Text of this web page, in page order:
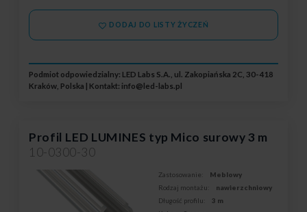
DODAJ DO LISTY ŻYCZEŃ
Podmiot odpowiedzialny: LED Labs S.A., ul. Zakopiańska 2C, 30-418
Kraków, Polska | Kontakt: info@led-labs.pl
Profil LED LUMINES typ Mico surowy 3 m
10-0300-30
Zastosowanie:
Meblowy
Rodzaj montażu:
nawierzchniowy
Długość profilu:
3 m